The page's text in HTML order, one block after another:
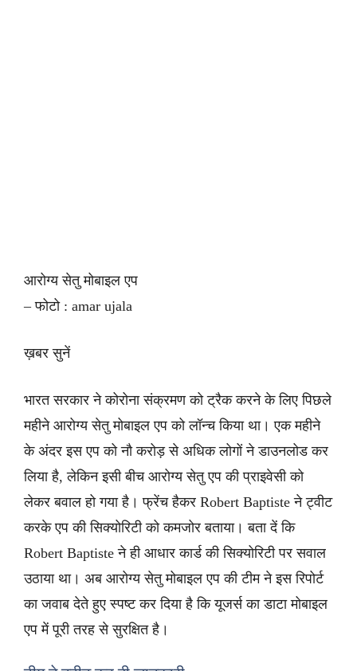
आरोग्य सेतु मोबाइल एप
– फोटो : amar ujala
ख़बर सुनें
भारत सरकार ने कोरोना संक्रमण को ट्रैक करने के लिए पिछले
महीने आरोग्य सेतु मोबाइल एप को लॉन्च किया था। एक महीने
के अंदर इस एप को नौ करोड़ से अधिक लोगों ने डाउनलोड कर
लिया है, लेकिन इसी बीच आरोग्य सेतु एप की प्राइवेसी को
लेकर बवाल हो गया है। फ्रेंच हैकर Robert Baptiste ने ट्वीट
करके एप की सिक्योरिटी को कमजोर बताया। बता दें कि
Robert Baptiste ने ही आधार कार्ड की सिक्योरिटी पर सवाल
उठाया था। अब आरोग्य सेतु मोबाइल एप की टीम ने इस रिपोर्ट
का जवाब देते हुए स्पष्ट कर दिया है कि यूजर्स का डाटा मोबाइल
एप में पूरी तरह से सुरक्षित है।